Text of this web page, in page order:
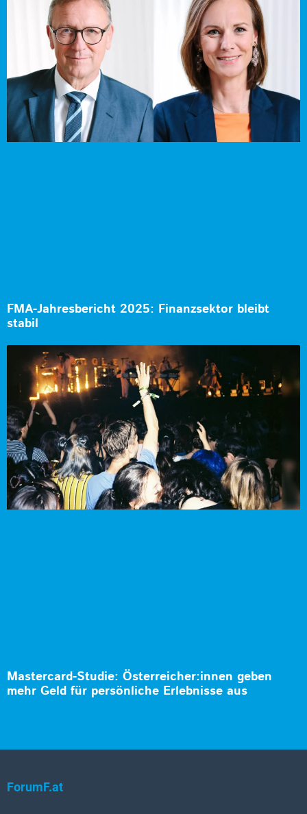
FMA-Jahresbericht 2025: Finanzsektor bleibt
stabil
Mastercard-Studie: Österreicher:innen geben
mehr Geld für persönliche Erlebnisse aus
ForumF.at